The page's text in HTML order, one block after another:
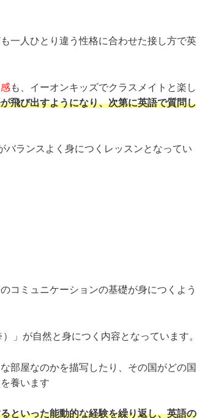
一人ひとり違う性格に合わせた接し方で英
も、イーオンキッズでクラスメイトと楽し
飛び出すようになり、次第に英語で質問し
ランスよく身につくレッスンとなってい
コミュニケーションの基礎が身につくよう
）」が自然と身につく内容となっています。
部屋なのかを描写したり、その国がどの国
養います
といった能動的な経験を繰り返し、英語の